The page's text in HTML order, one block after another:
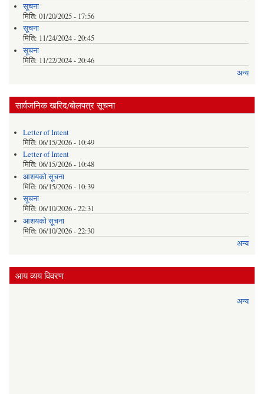
सूचना
मिति: 01/20/2025 - 17:56
सूचना
मिति: 11/24/2024 - 20:45
सूचना
मिति: 11/22/2024 - 20:46
अन्य
सार्वजनिक खरिद/बोलपत्र सूचना
Letter of Intent
मिति: 06/15/2026 - 10:49
Letter of Intent
मिति: 06/15/2026 - 10:48
आशयको सूचना
मिति: 06/15/2026 - 10:39
सूचना
मिति: 06/10/2026 - 22:31
आशयको सूचना
मिति: 06/10/2026 - 22:30
अन्य
आय व्यय विवरण
अन्य